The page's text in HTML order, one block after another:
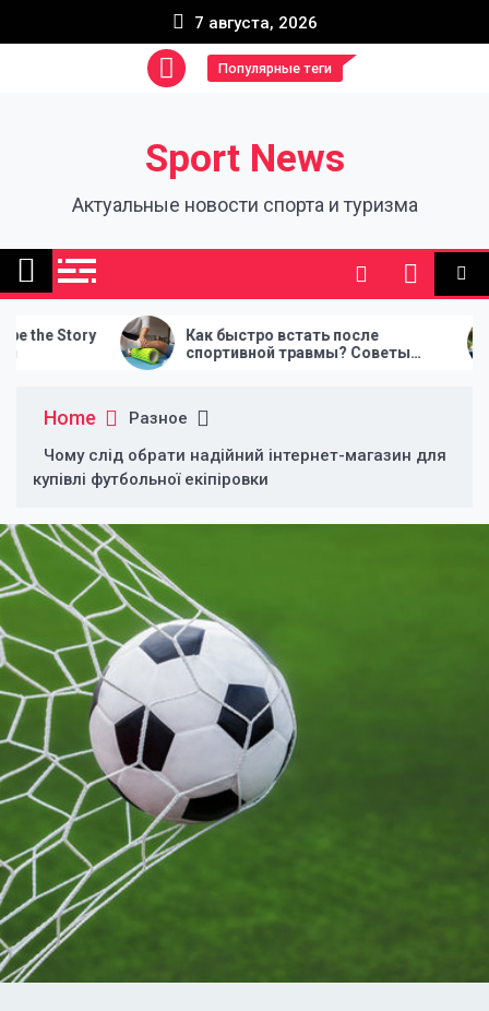
7 августа, 2026
Популярные теги
Sport News
Актуальные новости спорта и туризма
Как быстро встать после
спортивной травмы? Советы
реабилитологов
Для
Home
Разное
Чому слід обрати надійний інтернет-магазин для
купівлі футбольної екіпіровки